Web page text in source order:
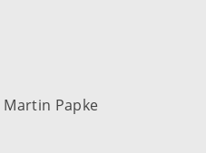
Papke